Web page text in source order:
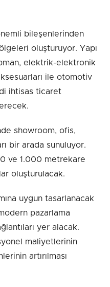
bileşenlerinden
oluşturuyor. Yapı
elektrik-elektronik
ile otomotiv
ihtisas ticaret
showroom, ofis,
bir arada sunuluyor.
ve 1.000 metrekare
oluşturulacak.
uygun tasarlanacak
pazarlama
yer alacak.
maliyetlerinin
artırılması